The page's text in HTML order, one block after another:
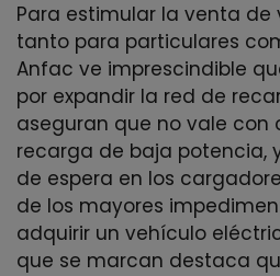
Para estimular la venta de
tanto para particulares
Anfac ve imprescindible
por expandir la red de
aseguran que no vale con
recarga de baja potencia,
de espera en los
de los mayores
adquirir un vehículo
que se marcan destaca